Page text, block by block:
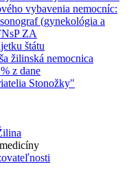
vybavenia nemocníc:
(gynekológia a
ZA
štátu
žilinská nemocnica
z dane
Stonožky"